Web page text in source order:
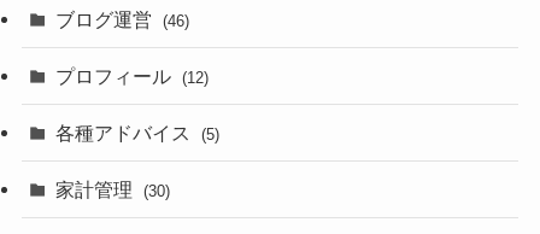
ブログ運営 (46)
プロフィール (12)
各種アドバイス (5)
家計管理 (30)